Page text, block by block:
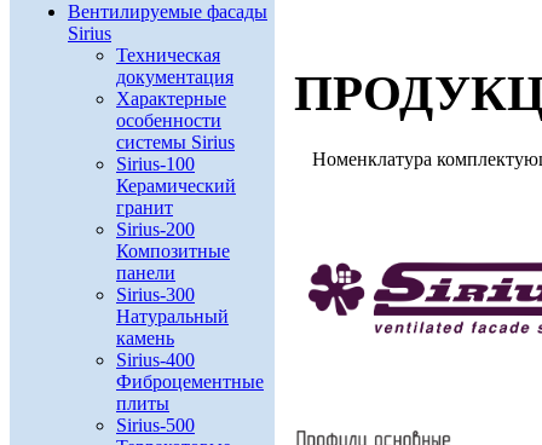
Вентилируемые фасады
Sirius
Техническая
документация
Характерные
особенности
системы Sirius
Sirius-100
Керамический
гранит
Sirius-200
Композитные
панели
Sirius-300
Натуральный
камень
Sirius-400
Фиброцементные
плиты
Sirius-500
Номенклатура